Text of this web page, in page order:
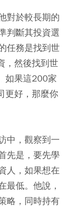
對於較長期的
判斷其投資選
任務是找到世
，然後找到世
如果這200家
更好，那麼你
中，觀察到一
先是，要先學
人，如果想在
最低。他說，
略，同時持有